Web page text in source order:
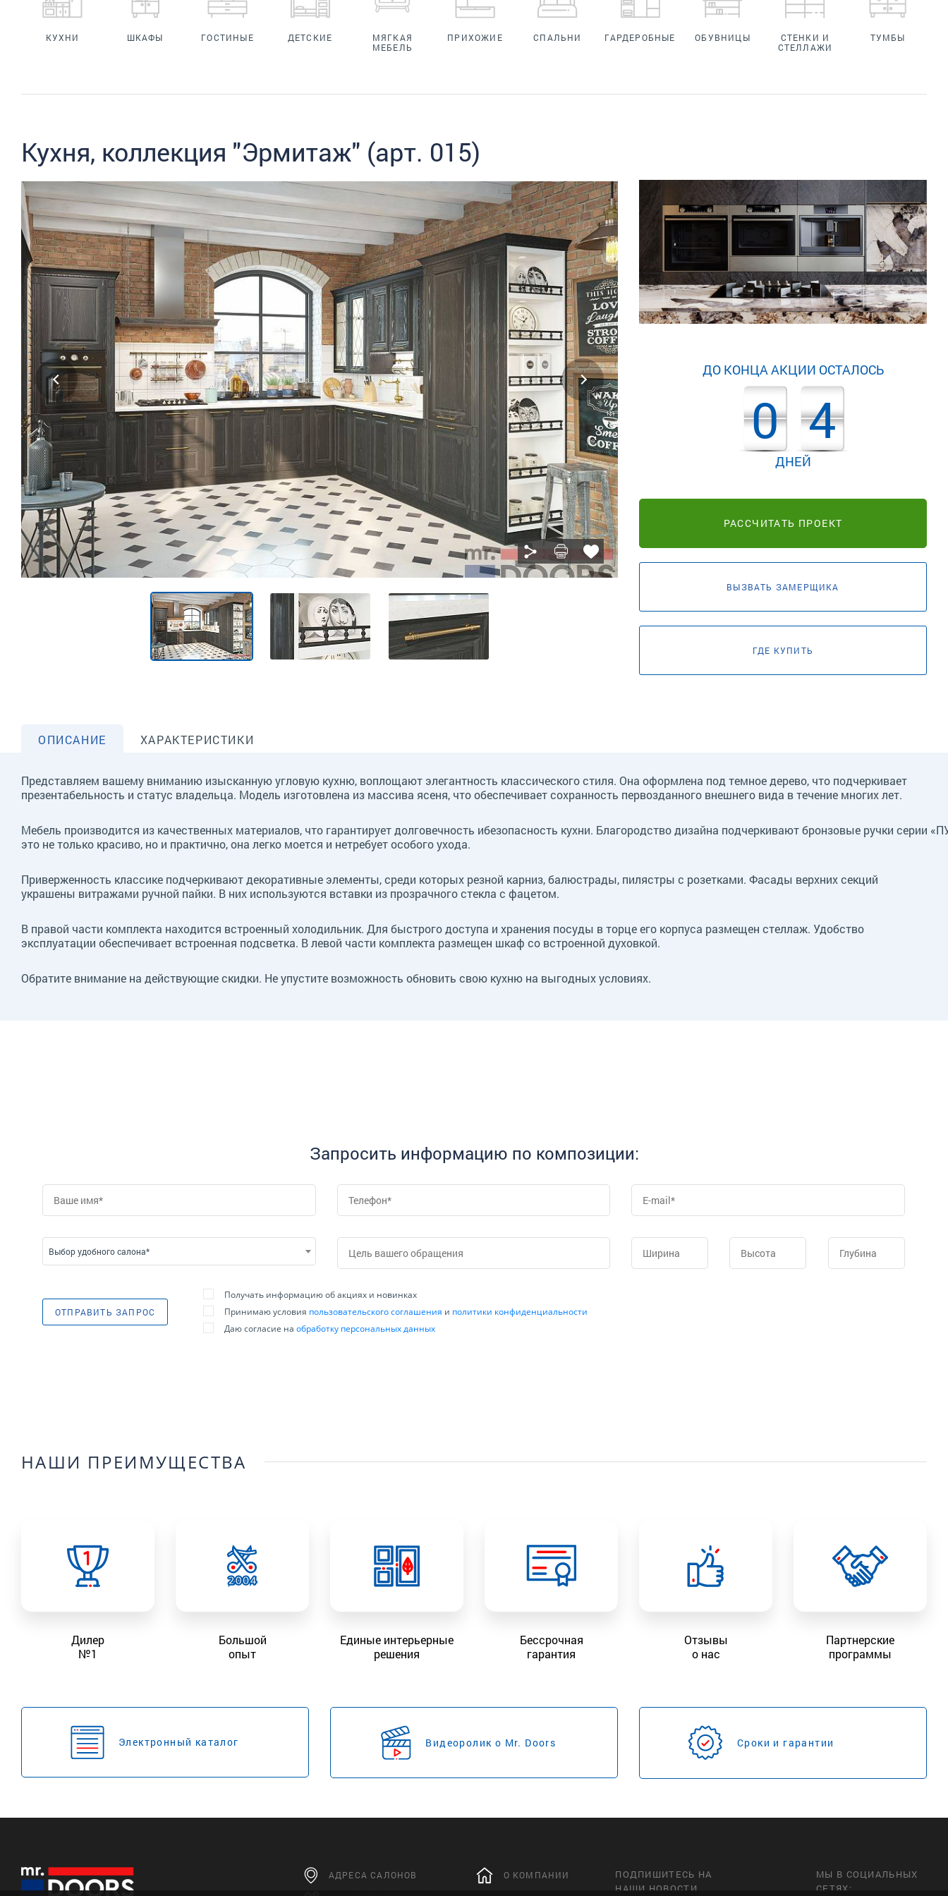
КУХНИ ШКАФЫ ГОСТИНЫЕ ДЕТСКИЕ
МЯГКАЯ
МЕБЕЛЬ
ПРИХОЖИЕ СПАЛЬНИ ГАРДЕРОБНЫЕ ОБУВНИЦЫ
СТЕНКИ И
СТЕЛЛАЖИ
ТУМБЫ
Кухня, коллекция "Эрмитаж" (арт. 015)
ДО КОНЦА АКЦИИ ОСТАЛОСЬ
0 4
ДНЕЙ
РАССЧИТАТЬ ПРОЕКТ
ВЫЗВАТЬ ЗАМЕРЩИКА
ГДЕ КУПИТЬ
ОПИСАНИЕ ХАРАКТЕРИСТИКИ
Представляем вашему вниманию изысканную угловую кухню, воплощают элегантность классического стиля. Она оформлена под темное дерево, что подчеркивает
презентабельность и статус владельца. Модель изготовлена из массива ясеня, что обеспечивает сохранность первозданного внешнего вида в течение многих лет.
Мебель производится из качественных материалов, что гарантирует долговечность ибезопасность кухни. Благородство дизайна подчеркивают бронзовые ручки
это не только красиво, но и практично, она легко моется и нетребует особого ухода.
Приверженность классике подчеркивают декоративные элементы, среди которых резной карниз, балюстрады, пилястры с розетками. Фасады верхних секций
украшены витражами ручной пайки. В них используются вставки из прозрачного стекла с фацетом.
В правой части комплекта находится встроенный холодильник. Для быстрого доступа и хранения посуды в торце его корпуса размещен стеллаж. Удобство
эксплуатации обеспечивает встроенная подсветка. В левой части комплекта размещен шкаф со встроенной духовкой.
Обратите внимание на действующие скидки. Не упустите возможность обновить свою кухню на выгодных условиях.
Запросить информацию по композиции:
Выбор удобного салона*
ОТПРАВИТЬ ЗАПРОС
Получать информацию об акциях и новинках
Принимаю условия пользовательского соглашения и политики конфиденциальности
Даю согласие наобработку персональных данных
НАШИ ПРЕИМУЩЕСТВА
Дилер
№1
Большой
опыт
Единые интерьерные
решения
Бессрочная
гарантия
Отзывы
о нас
Партнерские
программы
Электронный каталог Видеоролик о Mr. Doors Сроки и гарантии
АДРЕСА САЛОНОВ О КОМПАНИИ
ПОДПИШИТЕСЬ НА
НАШИ НОВОСТИ
МЫ В СОЦИАЛЬНЫХ
СЕТЯХ: